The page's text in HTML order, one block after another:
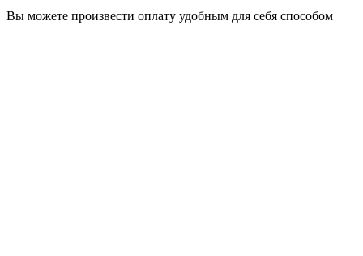
Вы можете произвести оплату удобным для себя способом